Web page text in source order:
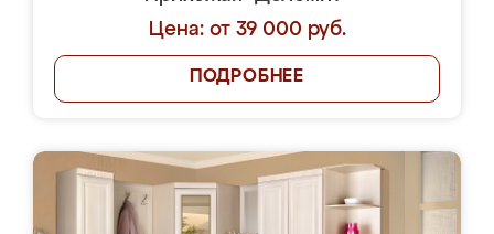
Цена: от 39 000 руб.
ПОДРОБНЕЕ